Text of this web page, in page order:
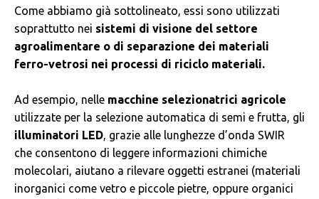
Come abbiamo già sottolineato, essi sono utilizzati
soprattutto nei sistemi di visione del settore
agroalimentare o di separazione dei materiali
ferro-vetrosi nei processi di riciclo materiali.
Ad esempio, nelle macchine selezionatrici agricole
utilizzate per la selezione automatica di semi e frutta, gli
illuminatori LED, grazie alle lunghezze d’onda SWIR
che consentono di leggere informazioni chimiche
molecolari, aiutano a rilevare oggetti estranei (materiali
inorganici come vetro e piccole pietre, oppure organici